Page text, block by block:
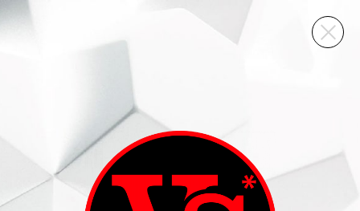
ВИННЫЙ СКЛАД